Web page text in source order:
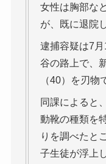
女性は胸部な
が、既に退院
逮捕容疑は7
谷の路上で、
（40）を刃物
同課によると
動靴の種類を
りを調べたと
子生徒が浮上